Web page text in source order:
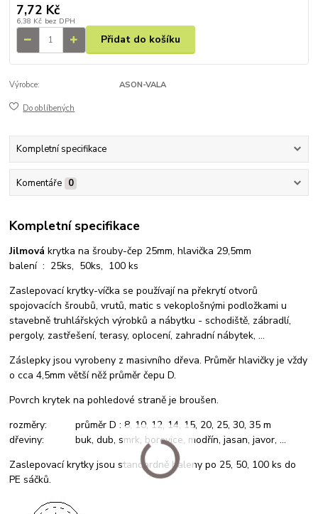
7,72 Kč
6,38 Kč bez DPH
Přidat do košíku
Výrobce: ASON-VALA
Do oblíbených
Kompletní specifikace
Komentáře 0
Kompletní specifikace
Jilmová krytka na šrouby-čep 25mm, hlavička 29,5mm
balení : 25ks, 50ks, 100 ks
Zaslepovací krytky-víčka se používají na překrytí otvorů
spojovacích šroubů, vrutů, matic s vekoplošnými podložkami u
stavebně truhlářských výrobků a nábytku - schodiště, zábradlí,
pergoly, zastřešení, terasy, oplocení, zahradní nábytek, ...
Záslepky jsou vyrobeny z masivního dřeva. Průměr hlavičky je vždy
o cca 4,5mm větší něž průměr čepu D.
Povrch krytek na pohledové straně je broušen.
rozměry: průměr D : 8, 10, 12, 14, 15, 20, 25, 30, 35 m
dřeviny: buk, dub, smrk, borovice, modřín, jasan, javor, ...
Zaslepovací krytky jsou standardně baleny po 25, 50, 100 ks do
PE sáčků.